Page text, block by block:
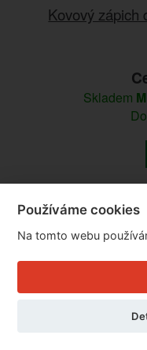
Kovový zápich
Skladem
Používáme cookies
Na tomto webu